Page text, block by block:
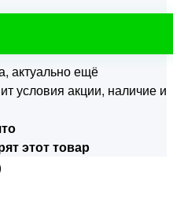
актуально ещё
условия акции, наличие и
этот товар